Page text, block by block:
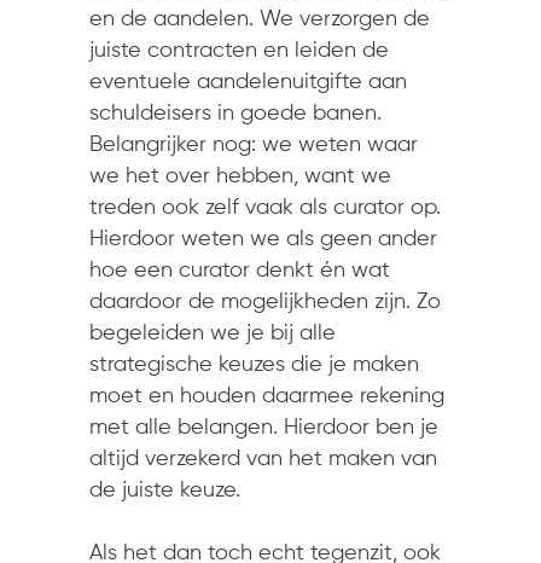
en de aandelen. We verzorgen de
juiste contracten en leiden de
eventuele aandelenuitgifte aan
schuldeisers in goede banen.
Belangrijker nog: we weten waar
we het over hebben, want we
treden ook zelf vaak als curator op.
Hierdoor weten we als geen ander
hoe een curator denkt én wat
daardoor de mogelijkheden zijn. Zo
begeleiden we je bij alle
strategische keuzes die je maken
moet en houden daarmee rekening
met alle belangen. Hierdoor ben je
altijd verzekerd van het maken van
de juiste keuze.
Als het dan toch echt tegenzit, ook